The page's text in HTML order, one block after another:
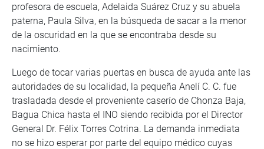
profesora de escuela, Adelaida Suárez Cruz y su abuela
paterna, Paula Silva, en la búsqueda de sacar a la menor
de la oscuridad en la que se encontraba desde su
nacimiento.
Luego de tocar varias puertas en busca de ayuda ante las
autoridades de su localidad, la pequeña Anelí C. C. fue
trasladada desde el proveniente caserío de Chonza Baja,
Bagua Chica hasta el INO siendo recibida por el Director
General Dr. Félix Torres Cotrina. La demanda inmediata
no se hizo esperar por parte del equipo médico cuyas